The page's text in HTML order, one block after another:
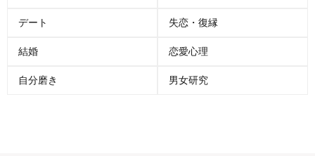
デート 失恋・復縁
結婚 恋愛心理
自分磨き 男女研究